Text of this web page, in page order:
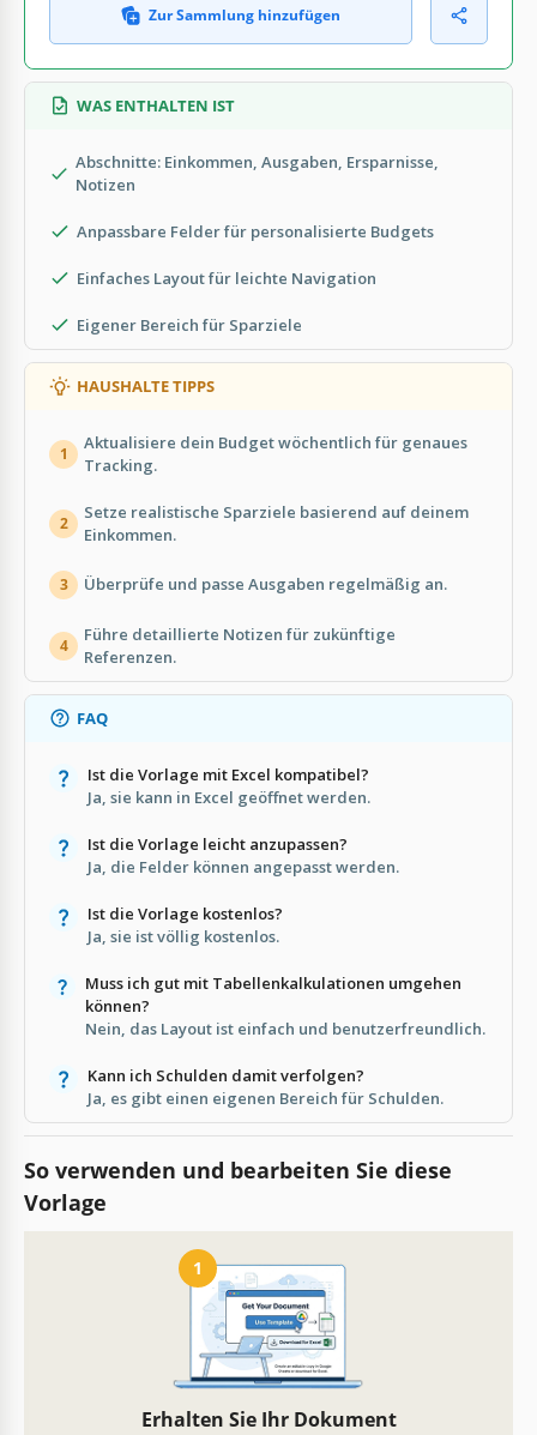
Zur Sammlung hinzufügen
WAS ENTHALTEN IST
Abschnitte: Einkommen, Ausgaben, Ersparnisse,
Notizen
Anpassbare Felder für personalisierte Budgets
Einfaches Layout für leichte Navigation
Eigener Bereich für Sparziele
HAUSHALTE TIPPS
1
Aktualisiere dein Budget wöchentlich für genaues
Tracking.
2
Setze realistische Sparziele basierend auf deinem
Einkommen.
3 Überprüfe und passe Ausgaben regelmäßig an.
4
Führe detaillierte Notizen für zukünftige
Referenzen.
FAQ
Ist die Vorlage mit Excel kompatibel?
Ja, sie kann in Excel geöffnet werden.
Ist die Vorlage leicht anzupassen?
Ja, die Felder können angepasst werden.
Ist die Vorlage kostenlos?
Ja, sie ist völlig kostenlos.
Muss ich gut mit Tabellenkalkulationen umgehen
können?
Nein, das Layout ist einfach und benutzerfreundlich.
Kann ich Schulden damit verfolgen?
Ja, es gibt einen eigenen Bereich für Schulden.
So verwenden und bearbeiten Sie diese
Vorlage
1
Erhalten Sie Ihr Dokument